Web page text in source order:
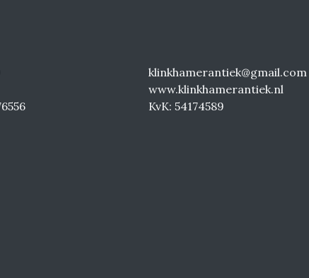
klinkhamerantiek@gmail.com
www.klinkhamerantiek.nl
KvK: 54174589